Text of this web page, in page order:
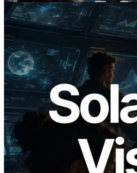
2026.05.24
Validators Solutions ने
Analyzer लॉन्च किया —
उत्पादन समय और नियुक्त